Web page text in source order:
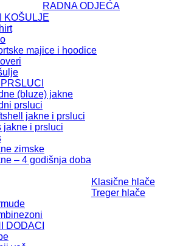
RADNA ODJEĆA
KOŠULJE
majice i hoodice
(bluze) jakne
prsluci
jakne i prsluci
jakne i prsluci
zimske
– 4 godišnja doba
Klasične hlače
Treger hlače
DODACI